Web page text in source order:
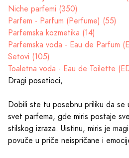
Niche parfemi (350)
Parfem - Parfum (Perfume) (55)
Parfemska kozmetika (14)
Parfemska voda - Eau de Parfum
Setovi (105)
Toaletna voda - Eau de Toilette
Dragi posetioci,
Dobili ste tu posebnu priliku da se
svet parfema, gde miris postaje
stilskog izraza. Uistinu, miris je
povuče u priče neispričane i